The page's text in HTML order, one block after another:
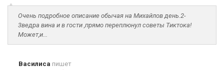
Очень подробное описание обычая на Михайлов день.2-
3ведра вина и в гости ,прямо переплюнул советы Тиктока!
Может,и...
Василиса пишет